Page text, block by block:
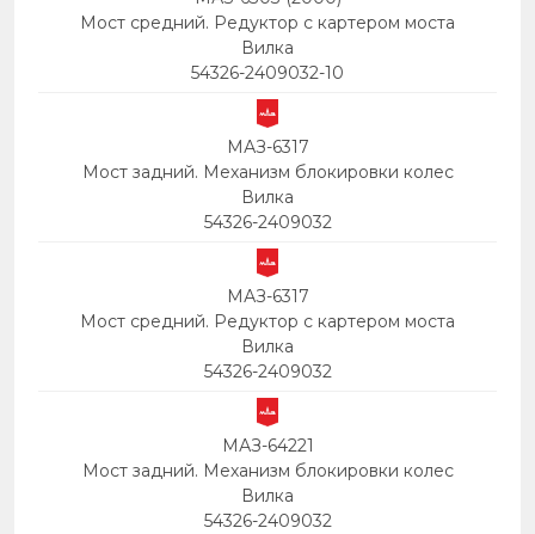
Мост средний. Редуктор с картером моста
Вилка
54326-2409032-10
МАЗ-6317
Мост задний. Механизм блокировки колес
Вилка
54326-2409032
МАЗ-6317
Мост средний. Редуктор с картером моста
Вилка
54326-2409032
МАЗ-64221
Мост задний. Механизм блокировки колес
Вилка
54326-2409032